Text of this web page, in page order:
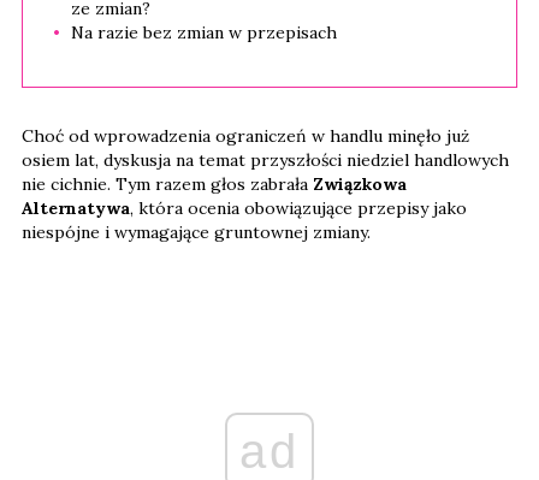
ze zmian?
Na razie bez zmian w przepisach
Choć od wprowadzenia ograniczeń w handlu minęło już
osiem lat, dyskusja na temat przyszłości niedziel handlowych
nie cichnie. Tym razem głos zabrała Związkowa
Alternatywa, która ocenia obowiązujące przepisy jako
niespójne i wymagające gruntownej zmiany.
ad